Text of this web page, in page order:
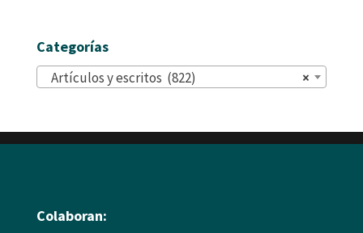
Categorías
×
Artículos y escritos (822)
Colaboran: